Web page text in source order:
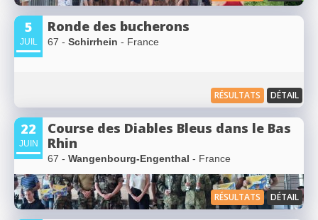
5
JUIL
Ronde des bucherons
67 - Schirrhein - France
RÉSULTATS DÉTAIL
22
JUIN
Course des Diables Bleus dans le Bas
Rhin
67 - Wangenbourg-Engenthal - France
RÉSULTATS DÉTAIL